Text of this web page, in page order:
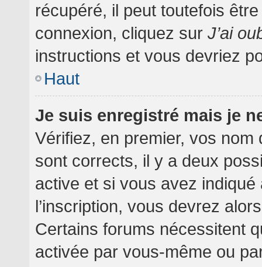
récupéré, il peut toutefois
connexion, cliquez sur J’ai
instructions et vous devriez
Haut
Je suis enregistré mais je
Vérifiez, en premier, vos nom
sont corrects, il y a deux
active et si vous avez
l’inscription, vous devrez
Certains forums nécessitent
activée par vous-même ou